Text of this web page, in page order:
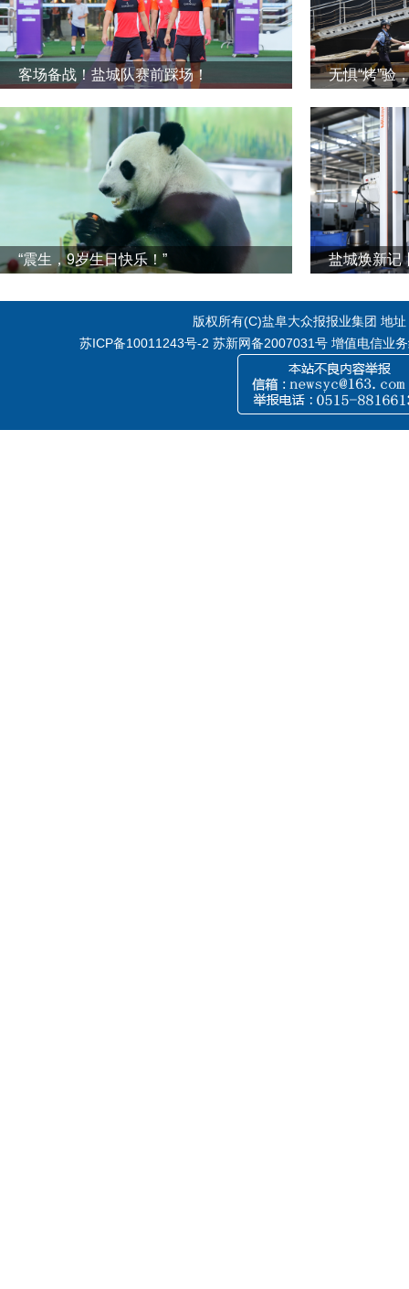
客场备战！盐城队赛前踩场！ 无惧“烤”验
“震生，9岁生日快乐！”
版权所有(C)盐阜大众报报业集团 地
苏ICP备10011243号-2 苏新网备2007031号 增值电信业